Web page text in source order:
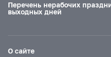
Перечень нерабочих
выходных дней
О сайте